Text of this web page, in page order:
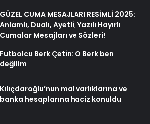
değilim
Kılıçdaroğlu’nun mal varlıklarına ve
banka hesaplarına haciz konuldu
Savcı Osman Görgünoğlu